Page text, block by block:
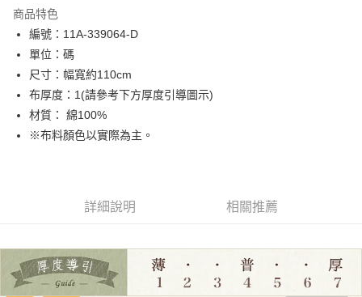
Apple Pay
街口支付
Google Pay
大哥付你分期
相關說明
流程，驗證手機門號後，選擇欲分期的期數、繳款截止日，確認付款後即完
消。如遇「轉專審核」未通過狀況，表示未達大哥付你分期系統評分，恕無
法說明評估內容。
【繳款方式說明】
【關於「AFTEE先享後付」】
１．簡單：不需註冊會員、不需綁卡、不需儲值。
２．便利：只要手機號碼，簡訊認證，即可結帳。
３．安心：先確認商品／服務後，再付款。
運送方式
全家取貨付款
商品特色
編號：11A-339064-D
單位：碼
尺寸：幅寬約110cm
布厚度：1(請參考下方厚度引導圖示)
材質： 綿100%
※布料顏色以實際為主。
詳細說明 相關推薦